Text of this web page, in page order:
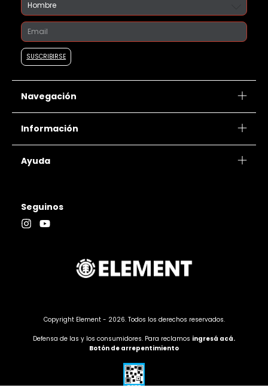
Navegación
Información
Ayuda
Seguinos
Copyright Element - 2026. Todos los derechos reservados.
Defensa de las y los consumidores. Para reclamos ingresá acá.
Botón de arrepentimiento